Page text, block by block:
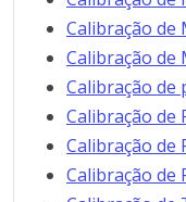
Calibração de
Calibração de
Calibração de
Calibração de
Calibração
Calibração